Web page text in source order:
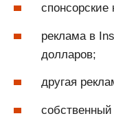
реклама в
долларов;
другая